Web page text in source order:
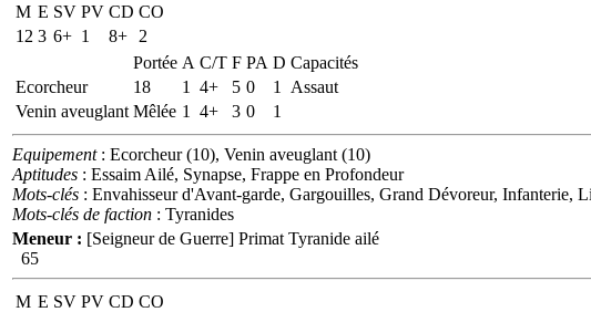
M E SV PV CD CO
12 3 6+ 1 8+
2
Portée A C/T F PA D Capacités
Ecorcheur
18 1 4+ 5 0 1
Assaut
Venin aveuglant Mêlée 1 4+ 3 0 1
Equipement: Ecorcheur (10), Venin aveuglant (10)
Aptitudes : Essaim Ailé, Synapse, Frappe en Profondeur
Mots-clés : Envahisseur d'Avant-garde, Gargouilles, Grand Dévoreur, Infanterie,
Mots-clés de faction : Tyranides
Meneur : [Seigneur de Guerre] Primat Tyranide ailé
65
M E SV PV CD CO